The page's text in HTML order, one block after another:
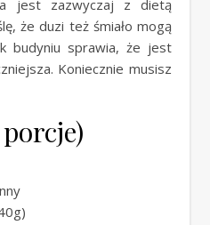
że duzi też śmiało mogą
budyniu sprawia, że jest
Koniecznie musisz